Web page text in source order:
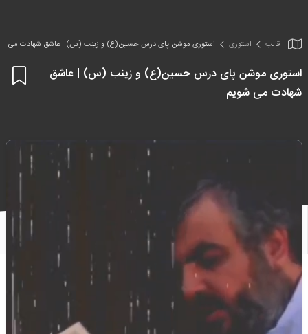
قالب استوری استوری موشن پای درس حسین(ع) و زینب (س) | عاشق شهادت می
استوری موشن پای درس حسین(ع) و زینب (س) | عاشق
شهادت می شویم